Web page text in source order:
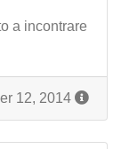
a incontrare
12, 2014